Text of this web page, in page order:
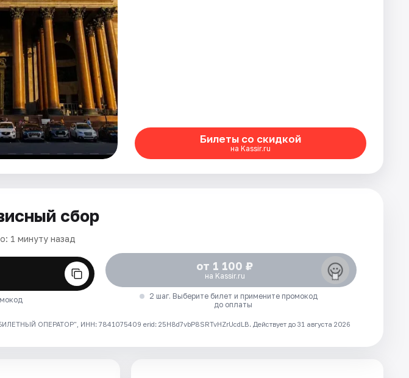
Билеты со скидкой
на Kassir.ru
сбор
1 минуту назад
от 1 100 ₽
на Kassir.ru
2 шаг. Выберите билет и примените промокод
до оплаты
ОПЕРАТОР", ИНН: 7841075409 erid: 25H8d7vbP8SRTvHZrUcdLB. Действует до 31 августа 2026